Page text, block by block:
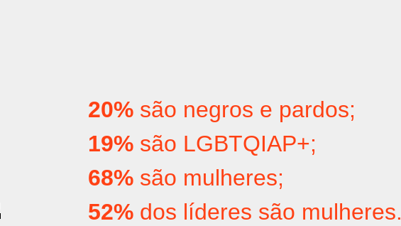
20% são negros e pardos;
19% são LGBTQIAP+;
68% são mulheres;
52% dos líderes são mulheres.